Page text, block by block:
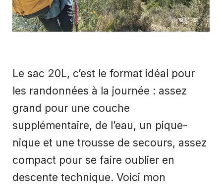
Le sac 20L, c’est le format idéal pour
les randonnées à la journée : assez
grand pour une couche
supplémentaire, de l’eau, un pique-
nique et une trousse de secours, assez
compact pour se faire oublier en
descente technique. Voici mon